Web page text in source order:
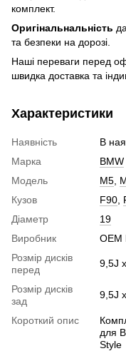
комплект.
Оригінальнальність
та безпеки на дорозі.
Наші переваги перед
швидка доставка та
Характеристики
Наявність
В
Марка
BMW
Модель
M5
Кузов
F90
Діаметр
19
Виробник
OEM
Розмір дисків
перед
9,5J
Розмір дисків
зад
9,5J
Короткий опис
для
Style